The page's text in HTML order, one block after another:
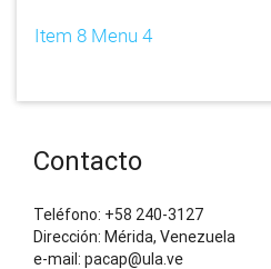
Item 8 Menu 4
Contacto
Teléfono: +58 240-3127
Dirección: Mérida, Venezuela
e-mail: pacap@ula.ve